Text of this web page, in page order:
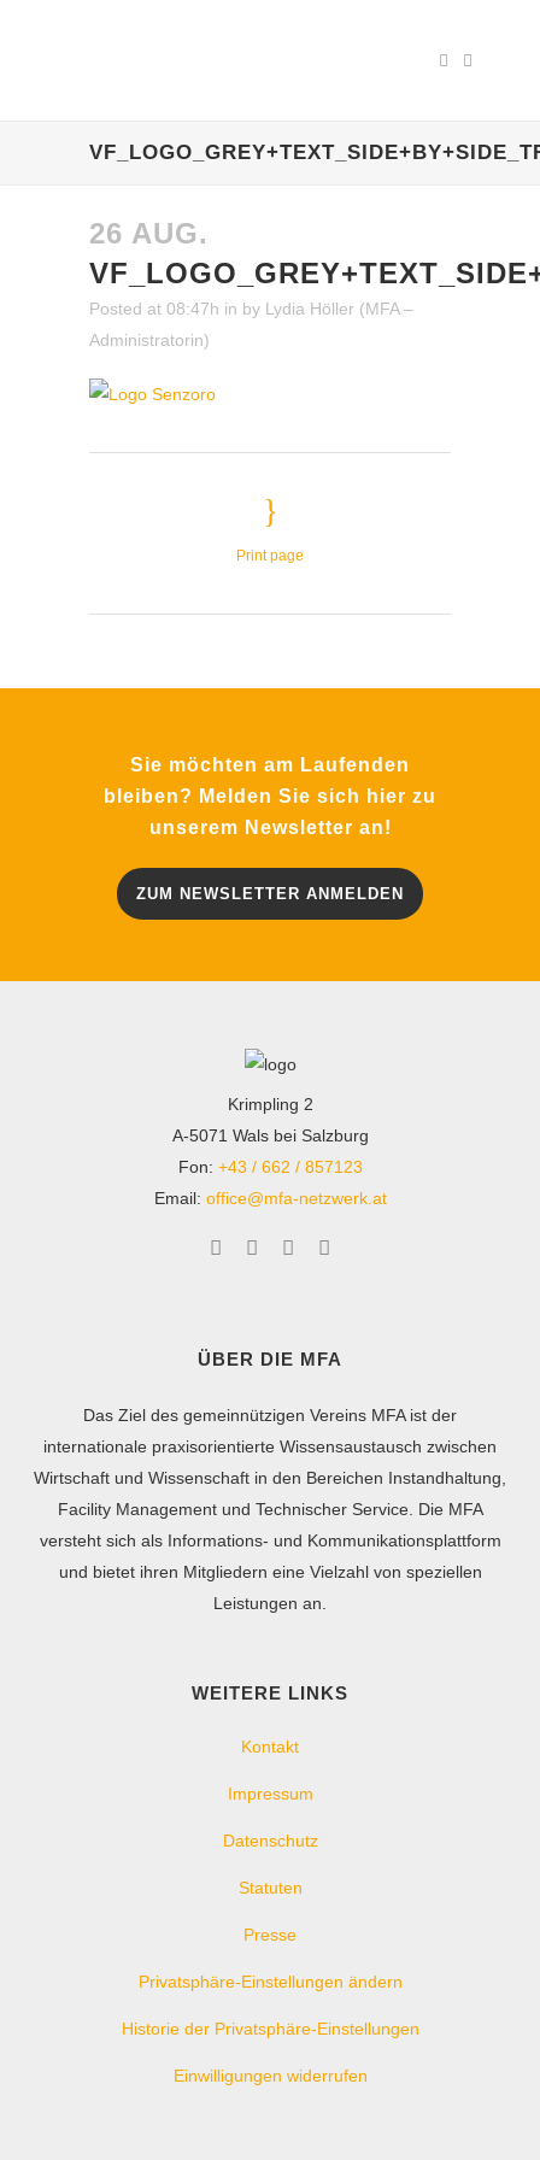
26 AUG.
Posted at 08:47h in by Lydia Höller (MFA –
Administratorin)
Print page
Sie möchten am Laufenden
bleiben? Melden Sie sich hier zu
unserem Newsletter an!
ZUM NEWSLETTER ANMELDEN
Krimpling 2
A-5071 Wals bei Salzburg
Fon: +43 / 662 / 857123
Email: office@mfa-netzwerk.at
ÜBER DIE MFA
Das Ziel des gemeinnützigen Vereins MFA ist der
internationale praxisorientierte Wissensaustausch zwischen
Wirtschaft und Wissenschaft in den Bereichen Instandhaltung,
Facility Management und Technischer Service. Die MFA
versteht sich als Informations- und Kommunikationsplattform
und bietet ihren Mitgliedern eine Vielzahl von speziellen
Leistungen an.
WEITERE LINKS
Kontakt
Impressum
Datenschutz
Statuten
Presse
Privatsphäre-Einstellungen ändern
Historie der Privatsphäre-Einstellungen
Einwilligungen widerrufen